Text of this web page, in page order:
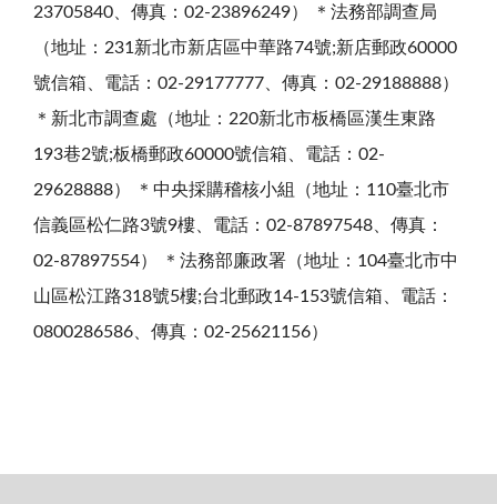
23705840、傳真：02-23896249） ＊法務部調查局
（地址：231新北市新店區中華路74號;新店郵政60000
號信箱、電話：02-29177777、傳真：02-29188888）
＊新北市調查處（地址：220新北市板橋區漢生東路
193巷2號;板橋郵政60000號信箱、電話：02-
29628888） ＊中央採購稽核小組（地址：110臺北市
信義區松仁路3號9樓、電話：02-87897548、傳真：
02-87897554） ＊法務部廉政署（地址：104臺北市中
山區松江路318號5樓;台北郵政14-153號信箱、電話：
0800286586、傳真：02-25621156）